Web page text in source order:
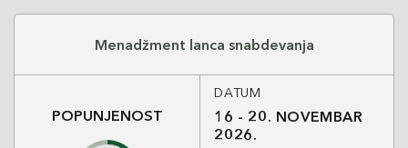
Menadžment lanca snabdevanja
POPUNJENOST
DATUM
16 - 20. NOVEMBAR
2026.